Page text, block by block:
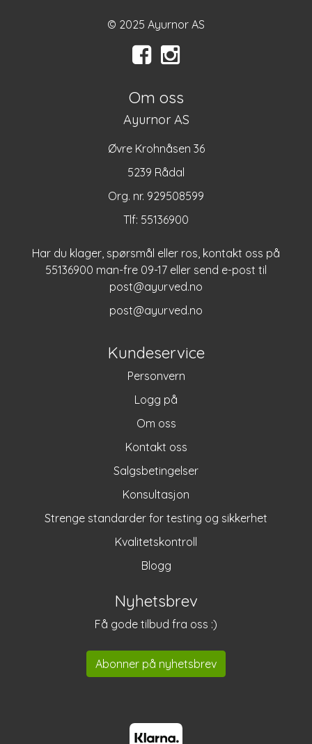
© 2025 Ayurnor AS
Om oss
Ayurnor AS
Øvre Krohnåsen 36
5239 Rådal
Org. nr. 929508599
Tlf: 55136900
Har du klager, spørsmål eller ros, kontakt oss på
55136900 man-fre 09-17 eller send e-post til
post@ayurved.no
post@ayurved.no
Kundeservice
Personvern
Logg på
Om oss
Kontakt oss
Salgsbetingelser
Konsultasjon
Strenge standarder for testing og sikkerhet
Kvalitetskontroll
Blogg
Nyhetsbrev
Få gode tilbud fra oss :)
Abonner på nyhetsbrev